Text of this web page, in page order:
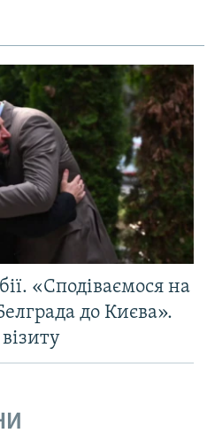
«Сподіваємося на
до Києва».